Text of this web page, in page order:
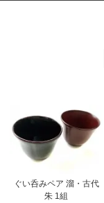
ぐい呑みペア 溜・古代
朱 1組